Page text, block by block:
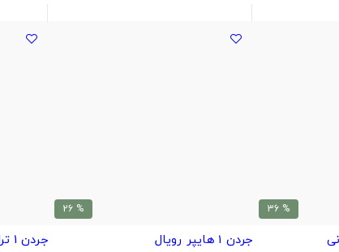
% 36
% 26
جردن ۱ هایپر رویال جردن 1 تراویس اسکات الیو